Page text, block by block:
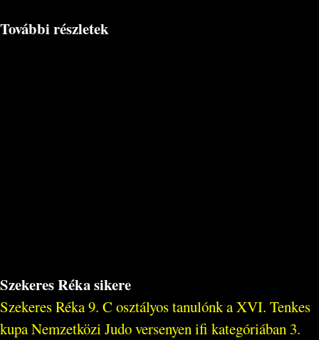
További részletek
Szekeres Réka sikere
Szekeres Réka 9. C osztályos tanulónk a XVI. Tenkes
kupa Nemzetközi Judo versenyen ifi kategóriában 3.